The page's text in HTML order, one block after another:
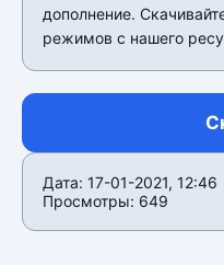
дополнение.
режимов с нашего
Дата: 17-01-2021, 12:46
Просмотры: 649